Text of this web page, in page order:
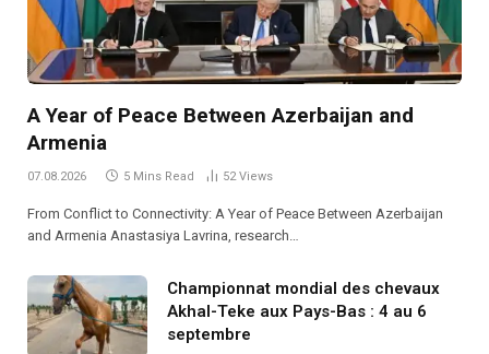
A Year of Peace Between Azerbaijan and
Armenia
07.08.2026 5 Mins Read 52Views
From Conflict to Connectivity: A Year of Peace Between Azerbaijan
and Armenia Anastasiya Lavrina, research…
Championnat mondial des chevaux
Akhal-Teke aux Pays-Bas : 4 au 6
septembre